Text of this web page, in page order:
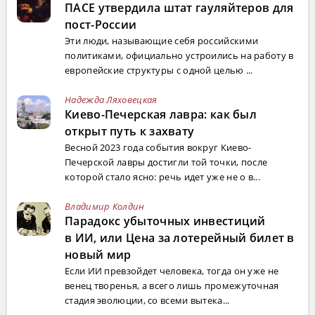
ПАСЕ утвердила штат гауляйтеров для
пост-России
Эти люди, называющие себя российскими
политиками, официально устроились на работу в
европейские структуры с одной целью ...
Надежда Ляховецкая
Киево-Печерская лавра: как был
открыт путь к захвату
Весной 2023 года события вокруг Киево-
Печерской лавры достигли той точки, после
которой стало ясно: речь идет уже не о в...
Владимир Колдин
Парадокс убыточных инвестиций
в ИИ, или Цена за лотерейный билет в
новый мир
Если ИИ превзойдет человека, тогда он уже не
венец творенья, а всего лишь промежуточная
стадия эволюции, со всеми вытека...